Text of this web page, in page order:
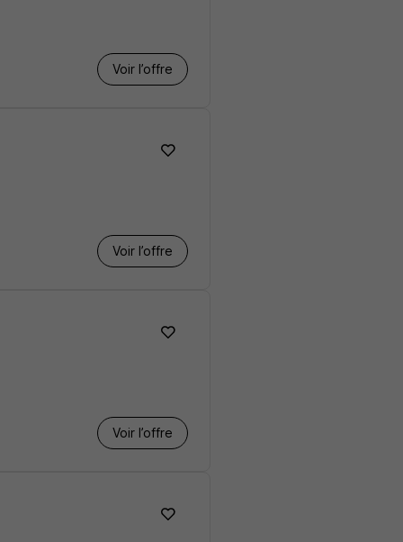
Voir l’offre
Voir l’offre
Voir l’offre